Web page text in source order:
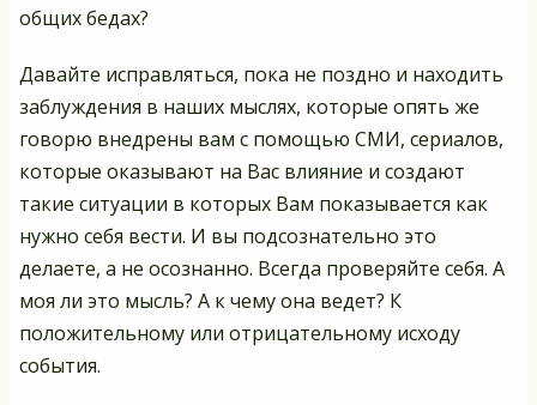
общих бедах?
Давайте исправляться, пока не поздно и находить
заблуждения в наших мыслях, которые опять же
говорю внедрены вам с помощью СМИ, сериалов,
которые оказывают на Вас влияние и создают
такие ситуации в которых Вам показывается как
нужно себя вести. И вы подсознательно это
делаете, а не осознанно. Всегда проверяйте себя. А
моя ли это мысль? А к чему она ведет? К
положительному или отрицательному исходу
события.